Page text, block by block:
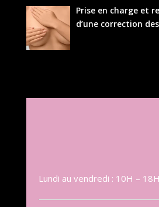
Prise en charge et
d’une correction
Lundi au vendredi : 10H – 18H